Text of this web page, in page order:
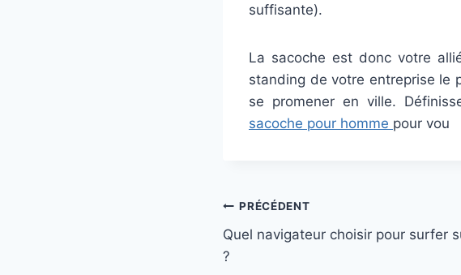
suffisante).
La sacoche est donc votre
standing de votre entreprise le
se promener en ville.
sacoche pour homme pour vou
Navigation
de
PRÉCÉDENT
Quel navigateur choisir pour surfer
?